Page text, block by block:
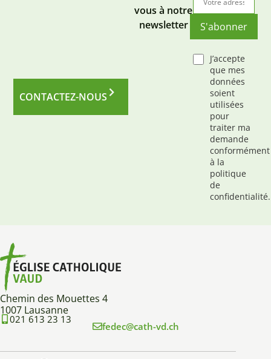
CONTACTEZ-NOUS
vous à notre
newsletter
S'abonner
J’accepte
que mes
données
soient
utilisées
pour
traiter ma
demande
conformément
à la
politique
de
confidentialité.
Chemin des Mouettes 4
1007 Lausanne
021 613 23 13
fedec@cath-vd.ch